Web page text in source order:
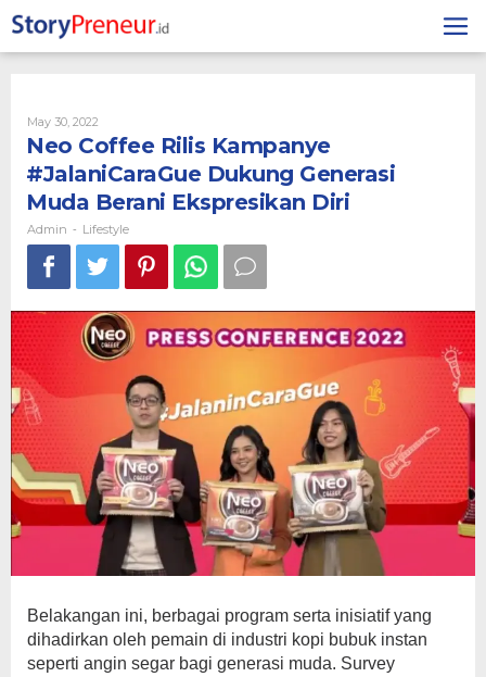
to
content
May 30, 2022
Admin
Neo Coffee Rilis Kampanye
#JalaniCaraGue Dukung Generasi
Muda Berani Ekspresikan Diri
Admin - Lifestyle
Belakangan ini, berbagai program serta inisiatif yang
dihadirkan oleh pemain di industri kopi bubuk instan
seperti angin segar bagi generasi muda. Survey